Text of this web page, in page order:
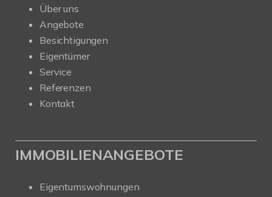
Über uns
Angebote
Besichtigungen
Eigentümer
Service
Referenzen
Kontakt
IMMOBILIENANGEBOTE
Eigentumswohnungen